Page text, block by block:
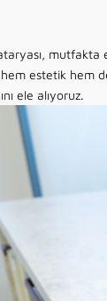
mutfakta
estetik hem
ele alıyoruz.